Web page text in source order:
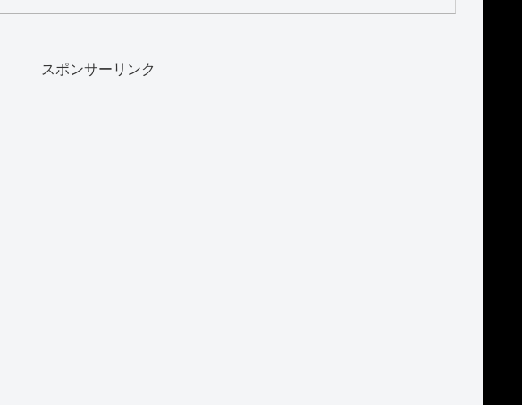
スポンサーリンク